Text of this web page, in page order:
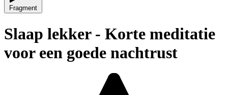
Fragment
Slaap lekker - Korte meditatie
voor een goede nachtrust